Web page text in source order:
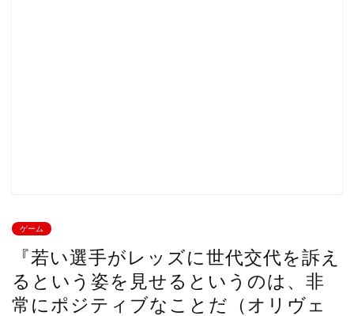
ゲーム
『若い選手がレッズに世代交代を訴え
るという姿を見せるというのは、非
常にポジティブなことだ（オリヴェ